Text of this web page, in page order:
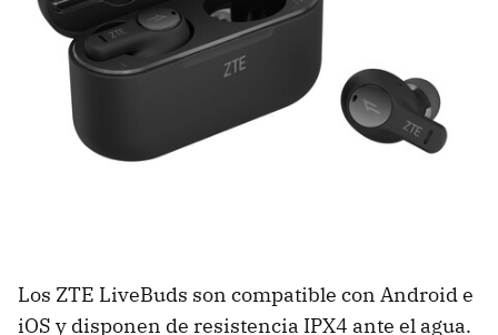
Los ZTE LiveBuds son compatible con Android e
iOS y disponen de resistencia IPX4 ante el agua.